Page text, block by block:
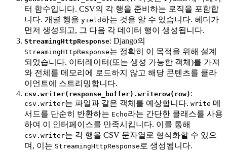
터 함수입니다. CSV의 각 행을 준비하는 로직을 포함합
니다. 개별 행을 yield하는 것을 알 수 있습니다. 헤더가
먼저 생성되고, 그 다음 각 데이터 행이 생성됩니다.
StreamingHttpResponse: Django의
StreamingHttpResponse는 정확히 이 목적을 위해 설계
되었습니다. 이터레이터(또는 생성 가능한 객체)를 가져
와 전체를 메모리에 로드하지 않고 해당 콘텐츠를 클라
이언트에 스트리밍합니다.
csv.writer(response_buffer).writerow(row) :
csv.writer는 파일과 같은 객체를 예상합니다. write 메
서드를 단순히 반환하는 Echo라는 간단한 클래스를 사용
하여 이 인터페이스를 만족시킵니다. 이를 통해
csv.writer는 각 행을 CSV 문자열로 형식화할 수 있으
며, 이는 StreamingHttpResponse 로 생성됩니다.